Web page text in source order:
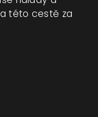
této cestě za